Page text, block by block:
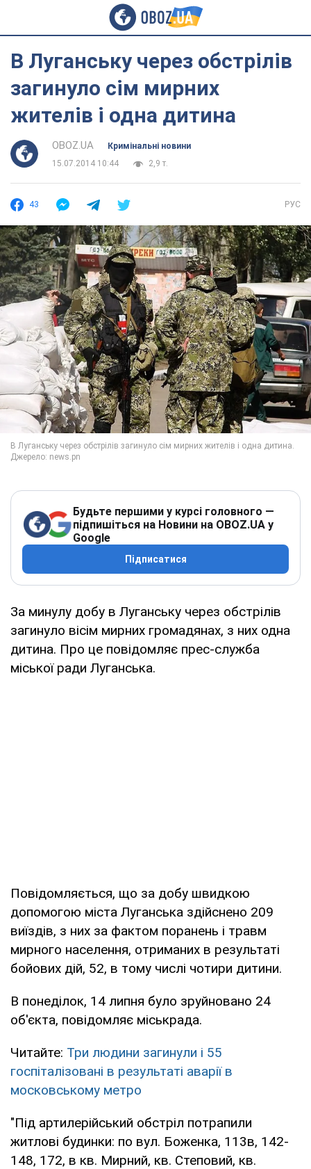
В Луганську через обстрілів
загинуло сім мирних
жителів і одна дитина
OBOZ.UA
Кримінальні новини
15.07.2014 10:44
2,9 т.
43 РУС
Будьте першими у курсі головного —
підпишіться на Новини на OBOZ.UA у
Google
Підписатися
За минулу добу в Луганську через обстрілів
загинуло вісім мирних громадянах, з них одна
дитина. Про це повідомляє прес-служба
міської ради Луганська.
Повідомляється, що за добу швидкою
допомогою міста Луганська здійснено 209
виїздів, з них за фактом поранень і травм
мирного населення, отриманих в результаті
бойових дій, 52, в тому числі чотири дитини.
В понеділок, 14 липня було зруйновано 24
об'єкта, повідомляє міськрада.
Читайте: Три людини загинули і 55
госпіталізовані в результаті аварії в
московському метро
"Під артилерійський обстріл потрапили
житлові будинки: по вул. Боженка, 113в, 142-
148, 172, в кв. Мирний, кв. Степовий, кв.